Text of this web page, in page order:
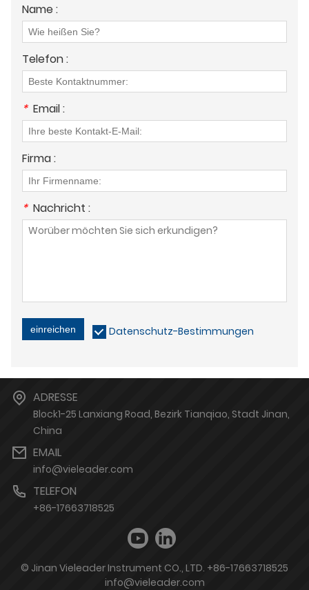
Name :
Telefon :
* Email :
Firma :
* Nachricht :
einreichen Datenschutz-Bestimmungen
ADRESSE
Block1-25 Lanxiang Road, Bezirk Tianqiao, Stadt Jinan,
China
EMAIL
info@vieleader.com
TELEFON
+86-17663718525
© Jinan Vieleader Instrument CO., LTD. +86-17663718525
info@vieleader.com